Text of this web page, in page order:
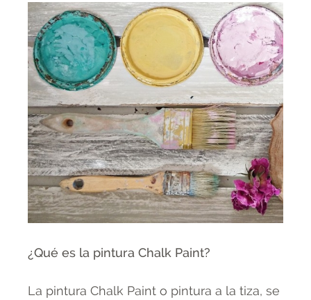
¿Qué es la pintura Chalk Paint?
La pintura Chalk Paint o pintura a la tiza, se